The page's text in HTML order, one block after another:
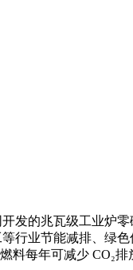
的兆瓦级工业炉
行业节能减排、绿
每年可减少 CO₂